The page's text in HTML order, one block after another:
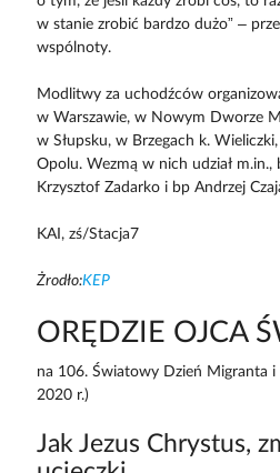
w stanie zrobić bardzo dużo” –
wspólnoty.
Modlitwy za uchodźców
w Warszawie, w Nowym Dworze
w Słupsku, w Brzegach k.
Opolu. Wezmą w nich udział
Krzysztof Zadarko i bp Andrzej
KAI, zś/Stacja7
Żrodło:KEP
ORĘDZIE OJCA
na 106. Światowy Dzień Migranta i
2020 r.)
Jak Jezus Chrystus,